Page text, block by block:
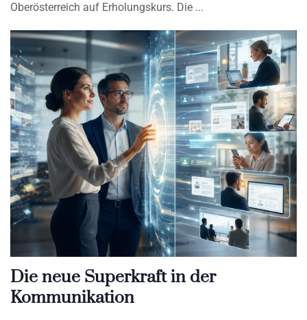
Oberösterreich auf Erholungskurs. Die
Die neue Superkraft in der
Kommunikation